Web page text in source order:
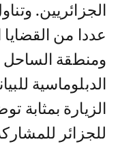
الجزائريين.
عددا من القضايا
ومنطقة الساحل
الدبلوماسية
الزيارة بمثابة
للجزائر